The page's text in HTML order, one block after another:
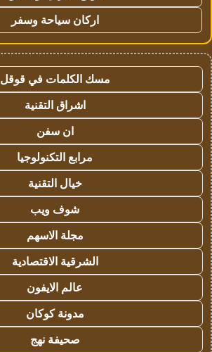
اركان سياحة وسفر
مسك الكلمات في قوقل
اشراق التقنية
ان سفن
مرابع التكنولوجيا
خيال التقنية
شوف ويب
مجلة الاسهم
الشرقية الاقتصادية
عالم الايفون
مدونة كوكان
صحيفة نهج